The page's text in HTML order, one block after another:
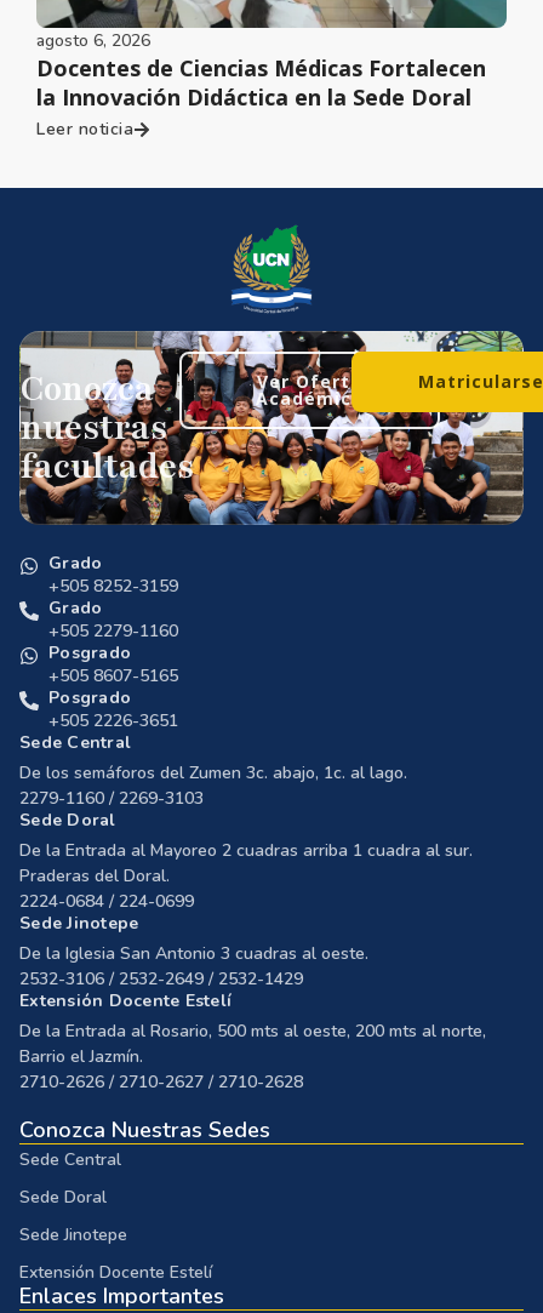
agosto 6, 2026
Docentes de Ciencias Médicas Fortalecen
la Innovación Didáctica en la Sede Doral
Leer noticia
Conozca
nuestras
facultades
Ver Oferta
Académica
Grado
+505 8252-3159
Grado
+505 2279-1160
Posgrado
+505 8607-5165
Posgrado
+505 2226-3651
Sede Central
De los semáforos del Zumen 3c. abajo, 1c. al lago.
2279-1160 / 2269-3103
Sede Doral
De la Entrada al Mayoreo 2 cuadras arriba 1 cuadra al sur.
Praderas del Doral.
2224-0684 / 224-0699
Sede Jinotepe
De la Iglesia San Antonio 3 cuadras al oeste.
2532-3106 / 2532-2649 / 2532-1429
Extensión Docente Estelí
De la Entrada al Rosario, 500 mts al oeste, 200 mts al norte,
Barrio el Jazmín.
2710-2626 / 2710-2627 / 2710-2628
Conozca Nuestras Sedes
Sede Central
Sede Doral
Sede Jinotepe
Extensión Docente Estelí
Enlaces Importantes